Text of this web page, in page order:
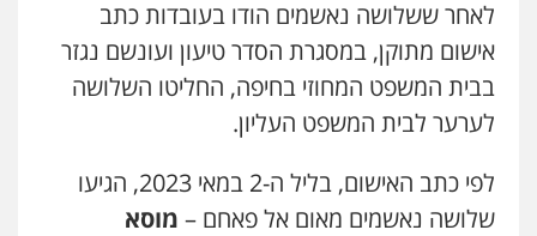
לאחר ששלושה נאשמים הודו בעובדות כתב
אישום מתוקן, במסגרת הסדר טיעון ועונשם נגזר
בבית המשפט המחוזי בחיפה, החליטו השלושה
לערער לבית המשפט העליון.
לפי כתב האישום, בליל ה-2 במאי 2023, הגיעו
שלושה נאשמים מאום אל פאחם – מוסא